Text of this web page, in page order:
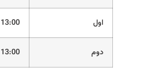
اول 13:00 _ 08:00
دوم 13:00 _ 08:00